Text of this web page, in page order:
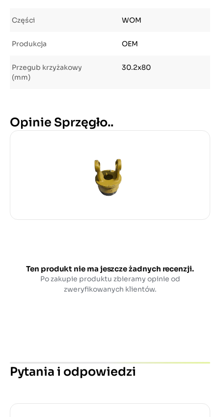
Części WOM
Produkcja OEM
Przegub krzyżakowy
(mm)
30.2x80
Opinie Sprzęgło..
Ten produkt nie ma jeszcze żadnych recenzji.
Po zakupie produktu zbieramy opinie od
zweryfikowanych klientów.
Pytania i odpowiedzi